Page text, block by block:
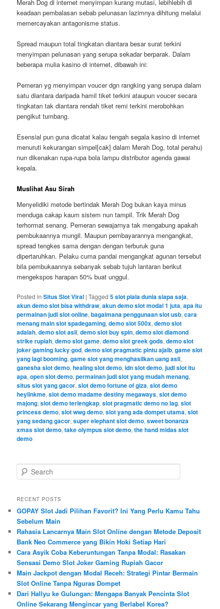
Merah Dog di internet menyimpan kurang mutasi, lebihlebih di
keadaan pembalasan sebab pelunasan lazimnya dihitung melalui
memercayakan antagonisme status.
Spread maupun total tingkatan diantara besar surat terkini
menyimpan pelunasan yang serupa sekadar berparak. Dalam
beberapa mulia kasino di internet, dibawah ini:
Pemeran yg menyimpan voucer dgn rangking yang serupa dalam
satu diantara daripada hamil tiket terkini ataupun voucer secara
tingkatan tak diantara rendah tiket remi terkini merobohkan
pengikut tumbang.
Esensial pun guna dicatat kalau tengah segala kasino di internet
menuruti kekurangan simpel[cak] dalam Merah Dog, total perahu)
nun dikenakan rupa-rupa bola lampu distributor agenda gawai
kepala.
Muslihat Asu Sirah
Menyelidiki metode bertindak Merah Dog bukan kaya minus
menduga cakap kaum sistem nun tampil. Trik Merah Dog
terhormat senang. Pemeran sewajarnya tak mengabung apakah
pembukaannya mungil. Maupun pembayarannya mengangkat,
spread tengkes sama dengan dengan terburuk guna
dipertaruhkan. Pelaku cuma pandai mengangkat agunan tersebut
bila pembukaannya sebanyak sebab tujuh lantaran berikut
mengekspos harapan 50% buat unggul.
Posted in Situs Slot Viral |Tagged 5 slot piala dunia siapa saja,
akun demo slot bisa withdraw,akun demo slot modal 1 juta,apa itu
permainan judi slot online,bagaimana penggunaan slot usb,cara
menang main slot spadegaming,demo slot 500x,demo slot
adalah,demo slot asli,demo slot buy spin,demo slot diamond
strike rupiah,demo slot game,demo slot greek gods,demo slot
joker gaming lucky god,demo slot pragmatic pintu ajaib,game slot
yang lagi booming,game slot yang menghasilkan uang asli,
ganesha slot demo,healing slot demo,idn slot demo,judi slot itu
apa,open slot demo,permainan judi slot yang mudah menang,
situs slot yang gacor,slot demo fortune of giza,slot demo
heylinkme,slot demo madame destiny megaways,slot demo
majong,slot demo terlengkap,slot pragmatic demo no lag,slot
princess demo,slot wwg demo,slot yang ada dompet utama,slot
yang sedang gacor,super elephant slot demo,sweet bonanza
xmas slot demo,take olympus slot demo,the hand midas slot
demo
e
r
h
RECENT POSTS
GOPAY Slot Jadi Pilihan Favorit? Ini Yang Perlu Kamu Tahu
Sebelum Main
Rahasia Lancarnya Main Slot Online dengan Metode Deposit
Bank Neo Commerce yang Bikin Hoki Setiap Hari
Cara Asyik Coba Keberuntungan Tanpa Modal: Rasakan
Sensasi Demo Slot Joker Gaming Rupiah Gacor
Main Jackpot dengan Modal Receh: Strategi Pintar Bermain
Slot Online Tanpa Nguras Dompet
Dari Hallyu ke Gulungan: Mengapa Banyak Pencinta Slot
Online Sekarang Mengincar yang Berlabel Korea?